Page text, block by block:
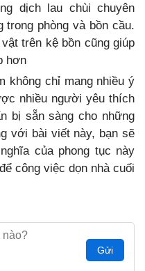
dịch lau chùi chuyên
trong phòng và bồn cầu.
trên kệ bồn cũng giúp
hơn
không chỉ mang nhiều ý
nhiều người yêu thích
bị sẵn sàng cho những
với bài viết này, bạn sẽ
của phong tục này
công việc dọn nhà cuối
Gửi